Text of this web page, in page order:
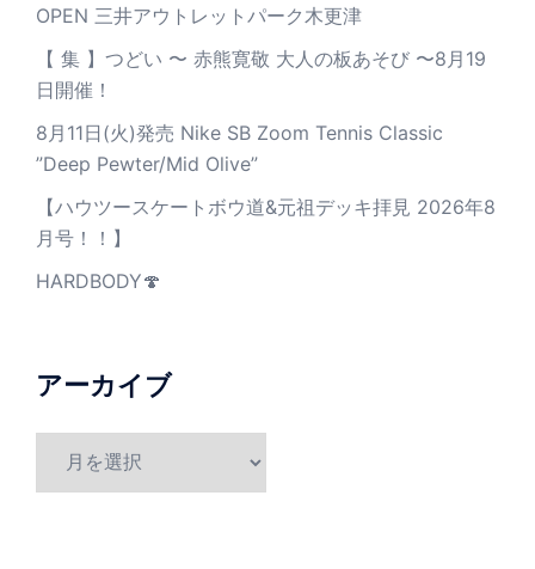
OPEN 三井アウトレットパーク木更津
【 集 】つどい 〜 赤熊寛敬 大人の板あそび 〜8月19
日開催！
8月11日(火)発売 Nike SB Zoom Tennis Classic
”Deep Pewter/Mid Olive”
【ハウツースケートボウ道&元祖デッキ拝見 2026年8
月号！！】
HARDBODY🍄
アーカイブ